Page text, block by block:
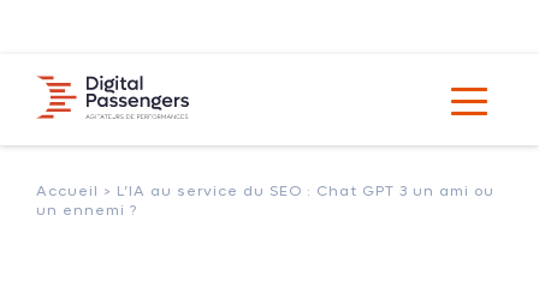
Accueil > L’IA au service du SEO : Chat GPT 3 un ami ou
un ennemi ?